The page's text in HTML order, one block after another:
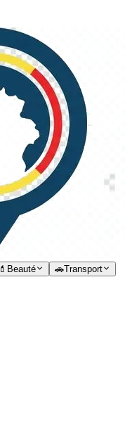
💄 Beauté 🚗Transport